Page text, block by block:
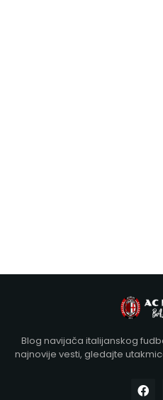
Blog navijača italijanskog
najnovije vesti, gledajte